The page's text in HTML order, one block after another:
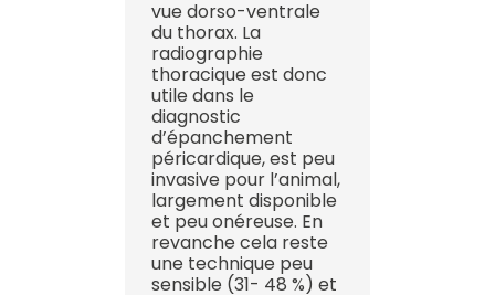
vue dorso-ventrale
du thorax. La
radiographie
thoracique est donc
utile dans le
diagnostic
d’épanchement
péricardique, est peu
invasive pour l’animal,
largement disponible
et peu onéreuse. En
revanche cela reste
une technique peu
sensible (31- 48 %) et